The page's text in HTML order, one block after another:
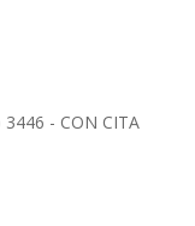
- CON CITA